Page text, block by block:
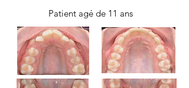
Patient agé de 11 ans